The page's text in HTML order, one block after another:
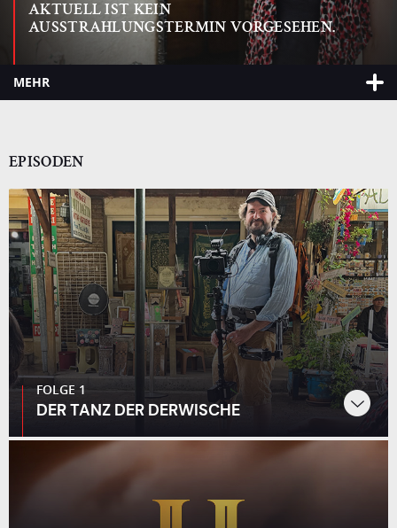
AKTUELL IST KEIN
AUSSTRAHLUNGSTERMIN VORGESEHEN.
MEHR
EPISODEN
FOLGE 1
DER TANZ DER DERWISCHE